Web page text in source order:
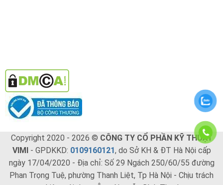
Copyright 2020 - 2026 © CÔNG TY CỔ PHẦN KỸ THUẬT
VIMI
- GPDKKD: 0109160121, do Sở KH & ĐT Hà Nội cấp
ngày 17/04/2020 - Địa chỉ: Số 29 Ngách 250/60/55 đường
Phan Trọng Tuệ, phường Thanh Liệt, Tp Hà Nội - Chịu trách